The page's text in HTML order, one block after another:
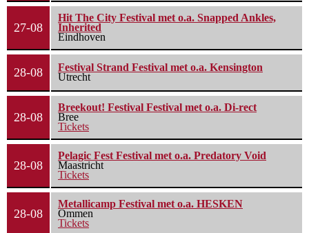
27-08
Hit The City Festival met o.a. Snapped Ankles,
Inherited
Eindhoven
28-08
Festival Strand Festival met o.a. Kensington
Utrecht
28-08
Breekout! Festival Festival met o.a. Di-rect
Bree
Tickets
28-08
Pelagic Fest Festival met o.a. Predatory Void
Maastricht
Tickets
28-08
Metallicamp Festival met o.a. HESKEN
Ommen
Tickets